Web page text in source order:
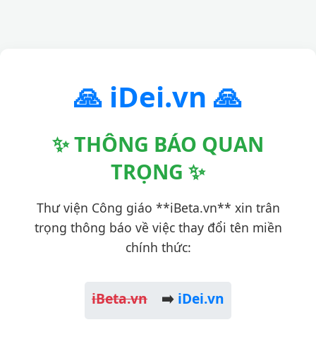
🙏 iDei.vn 🙏
✨ THÔNG BÁO QUAN
TRỌNG ✨
Thư viện Công giáo **iBeta.vn** xin trân
trọng thông báo về việc thay đổi tên miền
chính thức:
iBeta.vn ➡️ iDei.vn